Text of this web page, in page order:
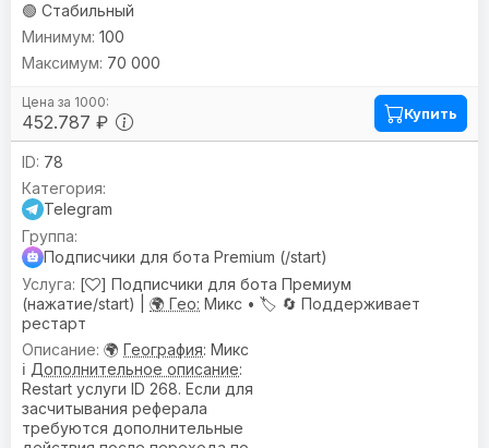
🟢 Стабильный
452.787 ₽
100
70 000
Купить
78
Telegram
Подписчики для бота Premium (/start)
[
] Подписчики для бота Премиум
(нажатие/start) | 🌍 Гео: Микс • 🏷️ 🔄 Поддерживает
рестарт
🌍 География: Микс
ℹ️ Дополнительное описание:
Restart услуги ID 268. Если для
засчитывания реферала
требуются дополнительные